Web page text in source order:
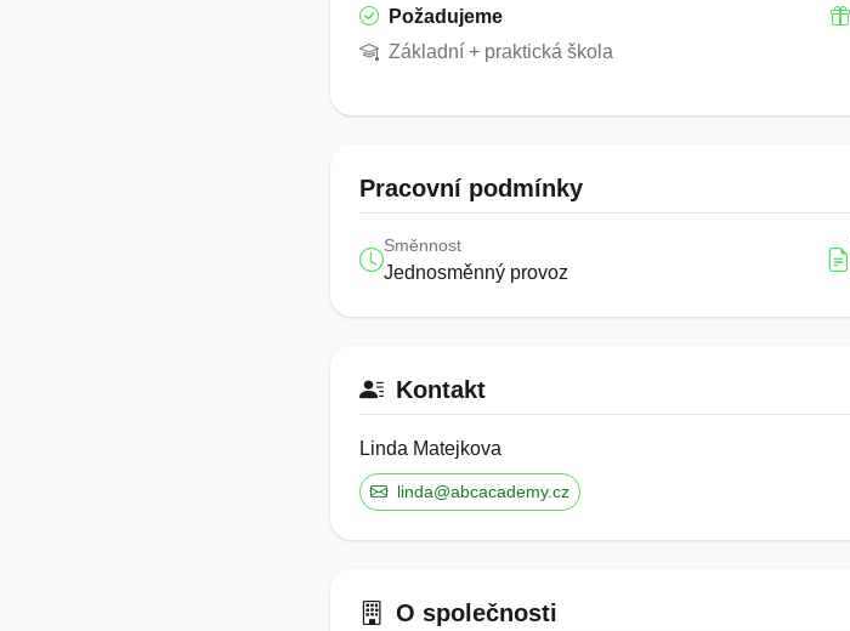
Požadujeme
Základní + praktická škola
Pracovní podmínky
Směnnost
Jednosměnný provoz
Kontakt
Linda Matejkova
linda@abcacademy.cz
O společnosti